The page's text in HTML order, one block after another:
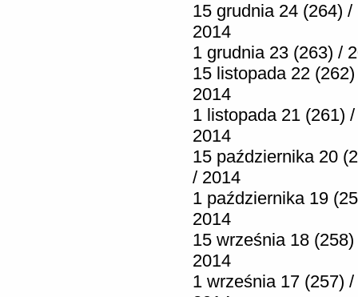
15 grudnia 24 (264) /
2014
1 grudnia 23 (263) /
15 listopada 22
2014
1 listopada 21 (261) /
2014
15 października 20
/ 2014
1 października 19
2014
15 września 18 (258)
2014
1 września 17 (257) /